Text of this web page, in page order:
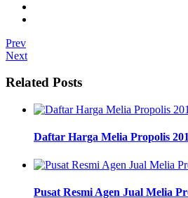
Prev
Next
Related Posts
Daftar Harga Melia Propolis
Pusat Resmi Agen Jual Melia